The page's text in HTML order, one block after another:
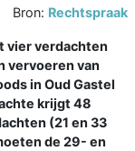
Bron: Rechtspraak
vier verdachten
vervoeren van
in Oud Gastel
krijgt 48
(21 en 33
de 29- en